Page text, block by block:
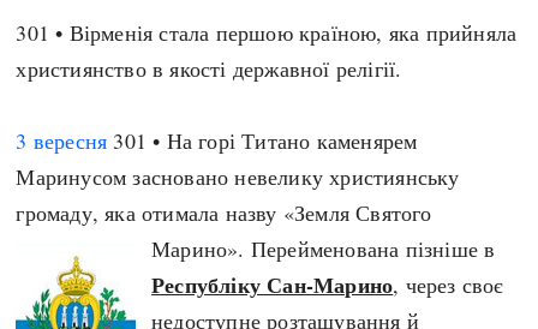
301 • Вірменія стала першою країною, яка прийняла
християнство в якості державної релігії.
3 вересня 301 • На горі Титано каменярем
Маринусом засновано невелику християнську
громаду, яка отимала назву «Земля Святого
Марино». Перейменована пізніше в
Республіку Сан-Марино, через своє
недоступне розташування й